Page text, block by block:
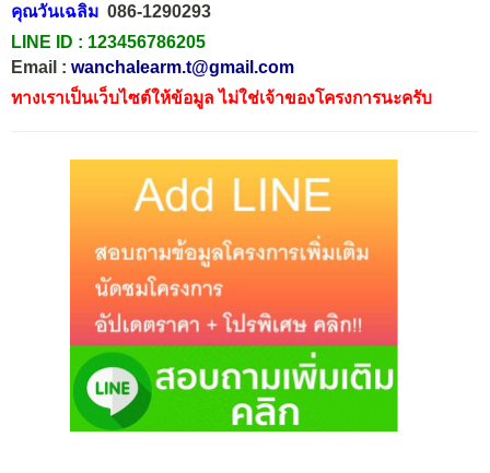
คุณวันเฉลิม 086-1290293
LINE ID : 123456786205
Email : wanchalearm.t@gmail.com
ทางเราเป็นเว็บไซต์ให้ข้อมูล ไม่ใช่เจ้าของโครงการนะครับ